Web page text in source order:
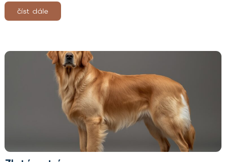
číst dále